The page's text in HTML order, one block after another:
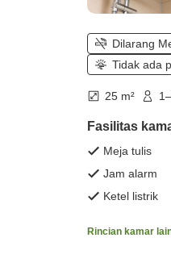
Dilarang
Tidak ada
25 m²
Fasilitas
Meja tulis
Jam alarm
Ketel listrik
Rincian kamar